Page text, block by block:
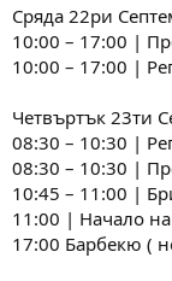
Сряда 22ри
10:00 – 17:00 |
10:00 – 17:00 |
Четвъртък 23ти
08:30 – 10:30 |
08:30 – 10:30 |
10:45 – 11:00 |
11:00 | Начало на
17:00 Барбекю (